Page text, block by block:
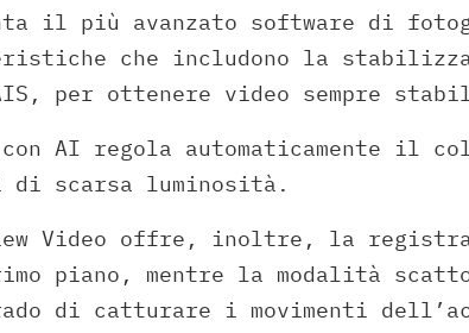
il più avanzato software di
che includono la
per ottenere video sempre
con AI regola automaticamente il
di scarsa luminosità.
Video offre, inoltre, la
piano, mentre la modalità scatto
di catturare i movimenti